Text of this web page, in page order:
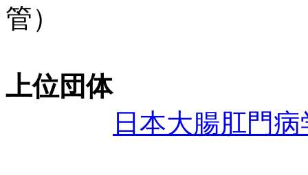
管）
上位団体
日本大腸肛門